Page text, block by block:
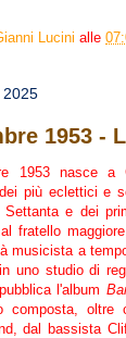
Lucini alle
2025
1953 -
1953 nasce a
più eclettici e
Settanta e dei
fratello
musicista a
uno studio di
l'album
composta,
dal bassista